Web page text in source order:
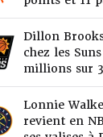
Dillon
chez les
millions sur
Lonnie
revient en